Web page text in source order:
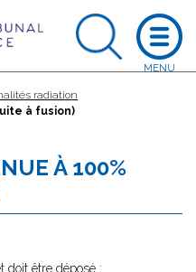
radiation
à fusion)
À 100%
doit être déposé :